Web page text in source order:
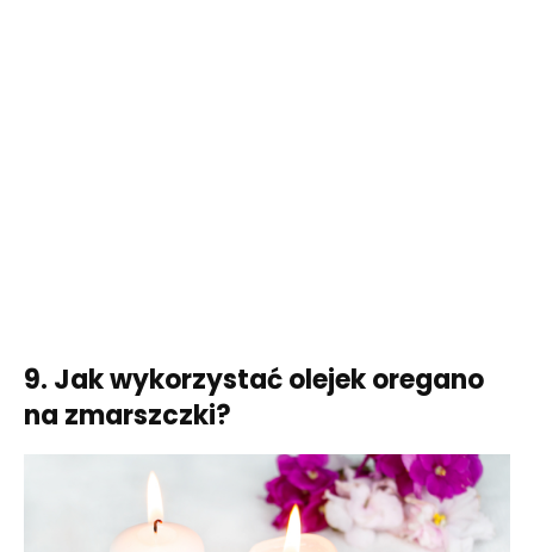
9. Jak wykorzystać olejek oregano
na zmarszczki?